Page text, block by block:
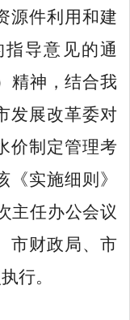
源件利用和建
导意见的通
精神，结合我
发展改革委对
价制定管理考
实施细则》
主任办公会议
市财政局、市
行。